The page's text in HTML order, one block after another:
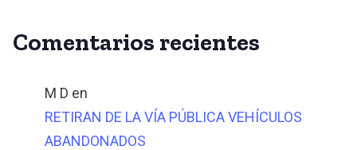
Comentarios recientes
M D en
RETIRAN DE LA VÍA PÚBLICA VEHÍCULOS
ABANDONADOS